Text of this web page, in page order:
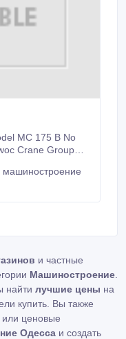
MC 175 B No
Crane Group
EN/Default.aspx
можно
и частные
Машиностроение
найти лучшие цены на
купить. Вы также
или ценовые
Одесса и создать